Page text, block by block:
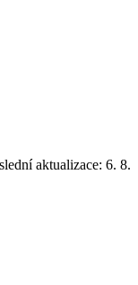
aktualizace: 6. 8.